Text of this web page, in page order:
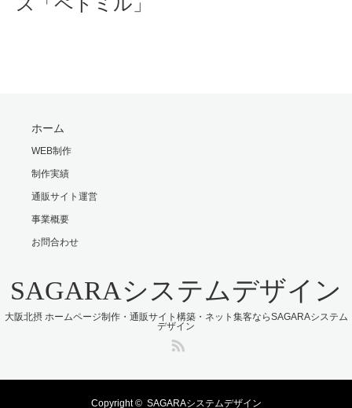
ホーム
WEB制作
制作実績
通販サイト運営
事業概要
お問合わせ
SAGARAシステムデザイン
大阪北摂 ホームページ制作・通販サイト構築・ネット集客ならSAGARAシステム
デザイン
Copyright © SAGARAシステムデザイン